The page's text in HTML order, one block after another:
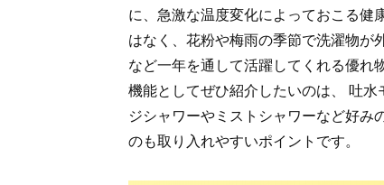
に、急激な温度変化によっておこる健
はなく、花粉や梅雨の季節で洗濯物が
など一年を通して活躍してくれる優
機能としてぜひ紹介したいのは、 吐
ジシャワーやミストシャワーなど好み
のも取り入れやすいポイントです。